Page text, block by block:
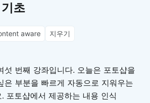
초
aware 지우기
섯 번째 강좌입니다. 오늘은 포토샵을
은 부분을 빠르게 자동으로 지워우는
포토샵에서 제공하는 내용 인식